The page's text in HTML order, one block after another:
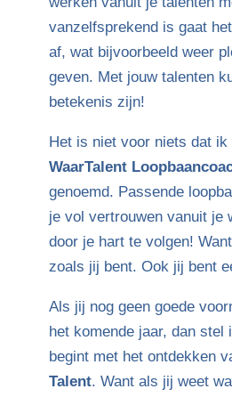
vanzelfsprekend is gaat
af, wat bijvoorbeeld weer
geven. Met jouw talenten
betekenis zijn!
Het is niet voor niets dat ik
WaarTalent
genoemd. Passende
je vol vertrouwen vanuit je
door je hart te volgen!
zoals jij bent. Ook jij bent
Als jij nog geen goede
het komende jaar, dan stel
begint met het ontdekken
Talent. Want als jij weet